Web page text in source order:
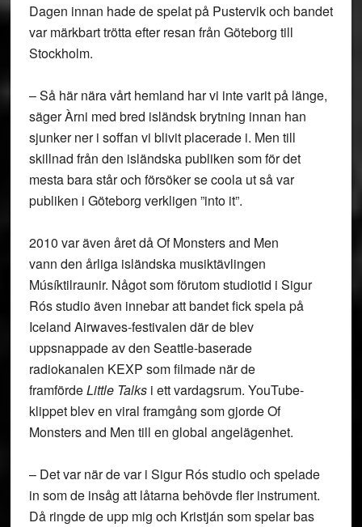
Dagen innan hade de spelat på Pustervik och bandet
var märkbart trötta efter resan från Göteborg till
Stockholm.
– Så här nära vårt hemland har vi inte varit på länge,
säger Àrni med bred isländsk brytning innan han
sjunker ner i soffan vi blivit placerade i. Men till
skillnad från den isländska publiken som för det
mesta bara står och försöker se coola ut så var
publiken i Göteborg verkligen ”into it”.
2010 var även året då Of Monsters and Men
vann den årliga isländska musiktävlingen
Músíktilraunir. Något som förutom studiotid i Sigur
Rós studio även innebar att bandet fick spela på
Iceland Airwaves-festivalen där de blev
uppsnappade av den Seattle-baserade
radiokanalen KEXP som filmade när de
framfördeLittle Talksi ett vardagsrum. YouTube-
klippet blev en viral framgång som gjorde Of
Monsters and Men till en global angelägenhet.
– Det var när de var i Sigur Rós studio och spelade
in som de insåg att låtarna behövde fler instrument.
Då ringde de upp mig och Kristján som spelar bas